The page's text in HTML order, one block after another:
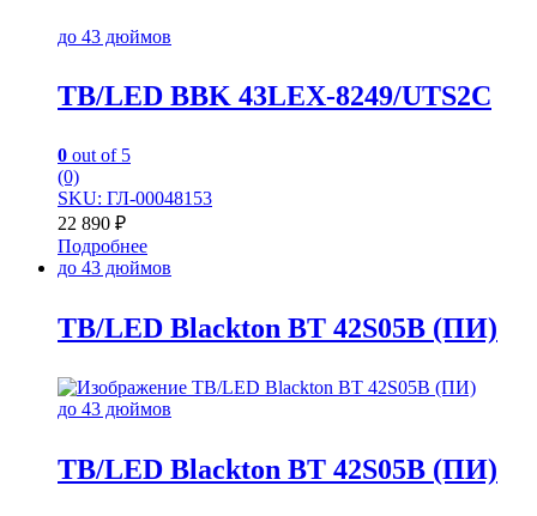
до 43 дюймов
TB/LED BBK 43LEX-8249/UTS2C
0 out of 5
(0)
SKU: ГЛ-00048153
22 890 ₽
Подробнее
до 43 дюймов
TB/LED Blackton BT 42S05B (ПИ)
до 43 дюймов
TB/LED Blackton BT 42S05B (ПИ)